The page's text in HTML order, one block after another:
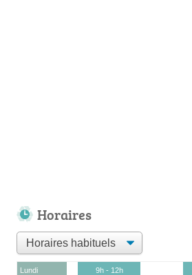
Horaires
Lundi 9h - 12h